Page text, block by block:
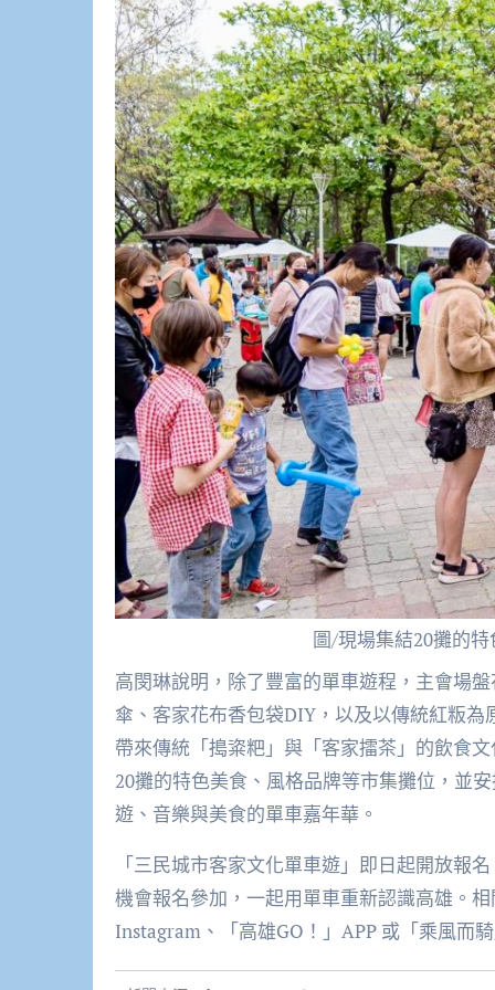
圖/現場集結20攤的
高閔琳說明，除了豐富的單車遊程，主會場
傘、客家花布香包袋DIY，以及以傳統紅粄
帶來傳統「搗粢粑」與「客家擂茶」的飲食
20攤的特色美食、風格品牌等市集攤位，並
遊、音樂與美食的單車嘉年華。
「三民城市客家文化單車遊」即日起開放報
機會報名參加，一起用單車重新認識高雄。
Instagram、「高雄GO！」APP 或「乘風而